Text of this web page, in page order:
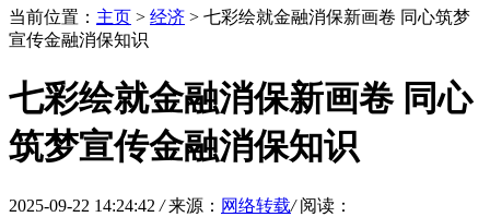
当前位置： 主页 > 经济 > 七彩绘就金融消保新画卷 同心筑梦
宣传金融消保知识
七彩绘就金融消保新画卷 同心
筑梦宣传金融消保知识
2025-09-22 14:24:42 / 来源： 网络转载/ 阅读：